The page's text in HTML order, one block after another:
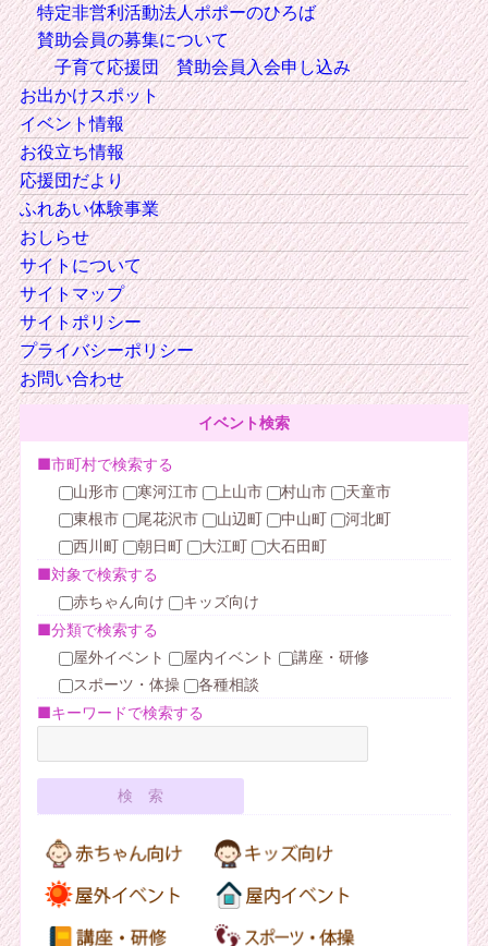
特定非営利活動法人ポポーのひろば
賛助会員の募集について
子育て応援団 賛助会員入会申し込み
お出かけスポット
イベント情報
お役立ち情報
応援団だより
ふれあい体験事業
おしらせ
サイトについて
サイトマップ
サイトポリシー
プライバシーポリシー
お問い合わせ
イベント検索
■市町村で検索する
山形市
寒河江市 上山市 村山市
天童市
東根市
尾花沢市 山辺町 中山町
河北町
西川町
朝日町 大江町
大石田町
■対象で検索する
赤ちゃん向け
キッズ向け
■分類で検索する
屋外イベント
屋内イベント
講座・研修
スポーツ・体操
各種相談
■キーワードで検索する